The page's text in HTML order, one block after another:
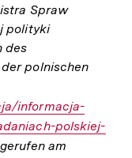
Spraw
polityki
des
polnischen
informacja-
polskiej-
am